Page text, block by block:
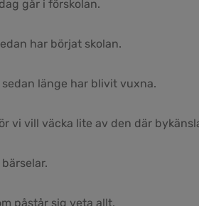
går i förskolan.
har börjat skolan.
länge har blivit vuxna.
vi vill väcka lite av den där
påstår sig veta allt.